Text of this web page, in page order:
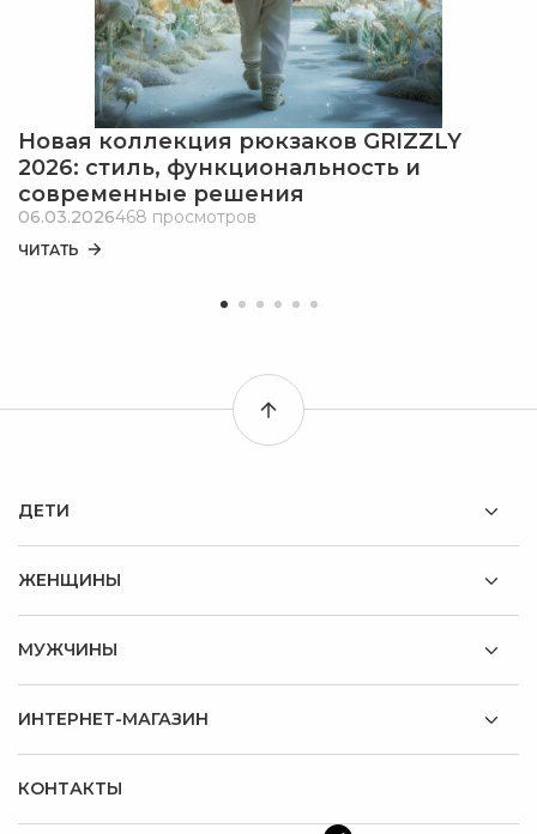
Новая коллекция рюкзаков GRIZZLY
2026: стиль, функциональность и
современные решения
06.03.2026468 просмотров
ЧИТАТЬ
ДЕТИ
ЖЕНЩИНЫ
МУЖЧИНЫ
ИНТЕРНЕТ-МАГАЗИН
КОНТАКТЫ